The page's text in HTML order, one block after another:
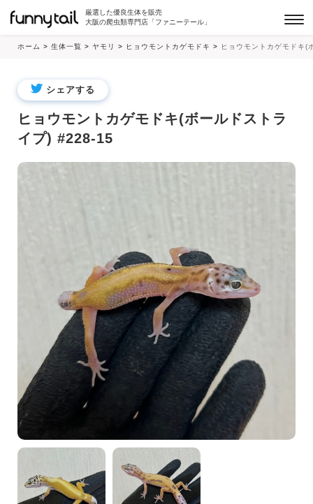
厳選した優良生体を販売
大阪の爬虫類専門店「ファニーテール」
ホーム > 生体一覧 > ヤモリ > ヒョウモントカゲモドキ > ヒョウモントカゲモドキ
シェアする
ヒョウモントカゲモドキ(ボールドストラ
イプ) #228-15